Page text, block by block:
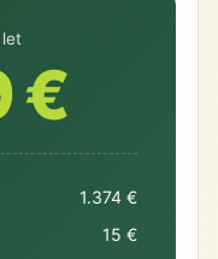
€
1.374 €
15 €